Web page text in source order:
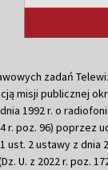
zadań
misji publicznej
1992 r. o
r. poz. 96) poprzez
ust. 2 ustawy z dnia
U. z 2022 r. poz.